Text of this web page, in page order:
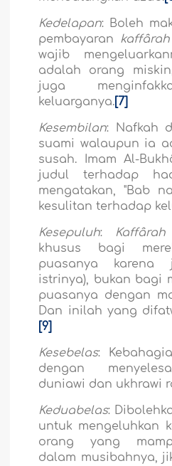
Kedelapan: Boleh
pembayaran kaffârah
wajib
adalah orang
juga
keluarganya. [7]
Kesembilan: Nafkah
suami walaupun ia
susah. Imam Al-
judul terhadap
mengatakan, "Bab
kesulitan terhadap
Kesepuluh: Kaffârah
khusus bagi
puasanya karena
istrinya), bukan bagi
puasanya dengan
Dan inilah yang
[9]
Kesebelas:
dengan
duniawi dan ukhrawi
Keduabelas:
untuk mengeluhkan
orang yang
dalam musibahnya,